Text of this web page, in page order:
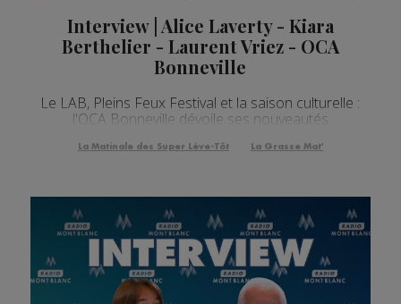
Interview | Alice Laverty - Kiara
Berthelier - Laurent Vriez - OCA
Bonneville
Le LAB, Pleins Feux Festival et la saison culturelle :
l'OCA Bonneville dévoile ses nouveautés
La Matinale des Super Lève-Tôt La Grasse Mat'